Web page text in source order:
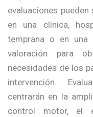
evaluaciones
en una clínica,
temprana o en una
valoración para
necesidades de los
intervención.
centrarán en la
control motor, el